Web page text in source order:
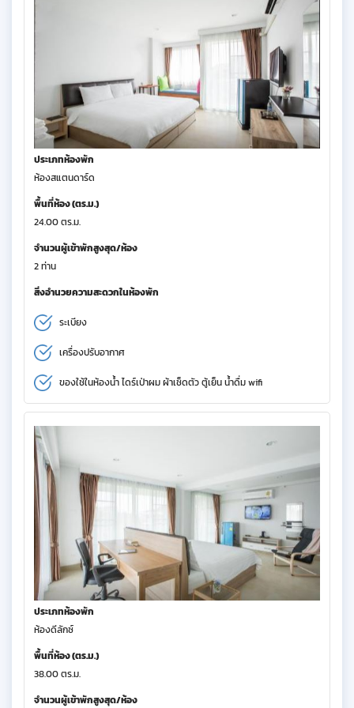
ประเภทห้องพัก
ห้องสแตนดาร์ด
พื้นที่ห้อง (ตร.ม.)
24.00 ตร.ม.
จำนวนผู้เข้าพักสูงสุด/ห้อง
2 ท่าน
สิ่งอำนวยความสะดวกในห้องพัก
ระเบียง
เครื่องปรับอากาศ
ของใช้ในห้องน้ำ ไดร์เป่าผม ผ้าเช็ดตัว ตู้เย็น น้ำดื่ม wifi
ประเภทห้องพัก
ห้องดีลักซ์
พื้นที่ห้อง (ตร.ม.)
38.00 ตร.ม.
จำนวนผู้เข้าพักสูงสุด/ห้อง